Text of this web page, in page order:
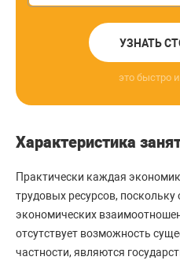
УЗНАТЬ
это быстро
Характеристика
Практически каждая
трудовых ресурсов,
экономических
отсутствует возможность
частности, являются